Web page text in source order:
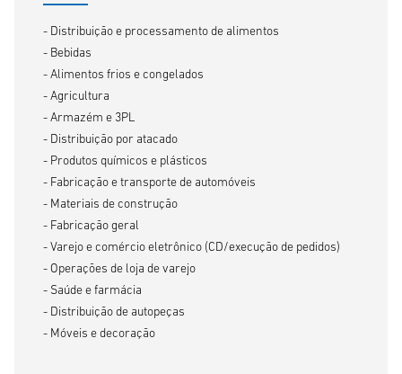
- Distribuição e processamento de alimentos
- Bebidas
- Alimentos frios e congelados
- Agricultura
- Armazém e 3PL
- Distribuição por atacado
- Produtos químicos e plásticos
- Fabricação e transporte de automóveis
- Materiais de construção
- Fabricação geral
- Varejo e comércio eletrônico (CD/execução de pedidos)
- Operações de loja de varejo
- Saúde e farmácia
- Distribuição de autopeças
- Móveis e decoração